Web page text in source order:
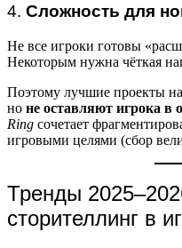
4. Сложность для
Не все игроки готовы
Некоторым нужна чёткая
Поэтому лучшие проекты
но не оставляют игрока в
Ring сочетает
игровыми целями (сбор
Тренды
сторителлинг в